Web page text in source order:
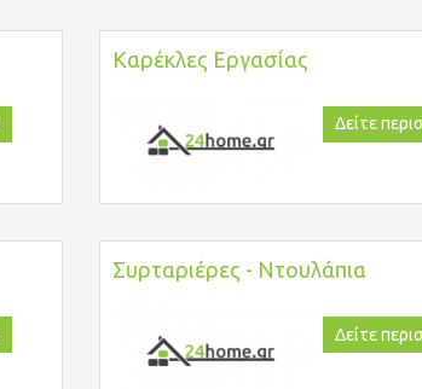
Καρέκλες Εργασίας
Δείτε
Συρταριέρες - Ντουλάπια
Δείτε